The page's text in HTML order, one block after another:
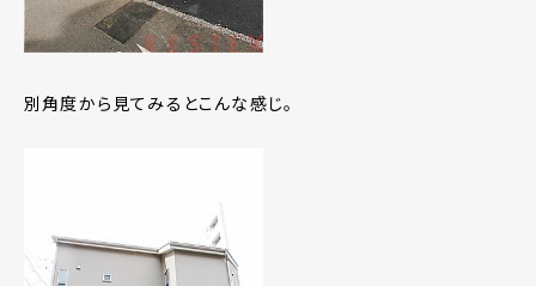
別角度から見てみるとこんな感じ。